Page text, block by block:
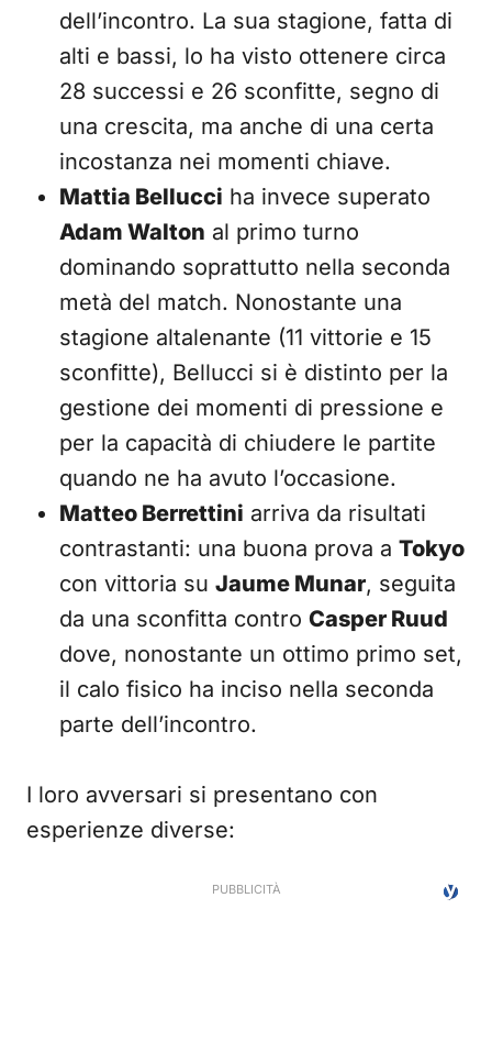
dell’incontro. La sua stagione, fatta di
alti e bassi, lo ha visto ottenere circa
28 successi e 26 sconfitte, segno di
una crescita, ma anche di una certa
incostanza nei momenti chiave.
Mattia Bellucci ha invece superato
Adam Walton al primo turno
dominando soprattutto nella seconda
metà del match. Nonostante una
stagione altalenante (11 vittorie e 15
sconfitte), Bellucci si è distinto per la
gestione dei momenti di pressione e
per la capacità di chiudere le partite
quando ne ha avuto l’occasione.
Matteo Berrettini arriva da risultati
contrastanti: una buona prova a Tokyo
con vittoria su Jaume Munar, seguita
da una sconfitta contro Casper Ruud
dove, nonostante un ottimo primo set,
il calo fisico ha inciso nella seconda
parte dell’incontro.
I loro avversari si presentano con
esperienze diverse: